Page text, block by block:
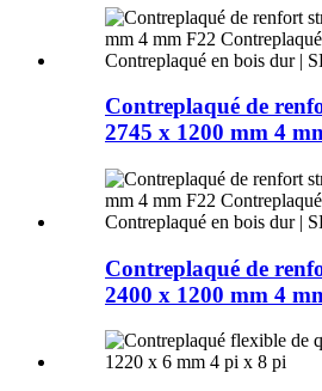
Contreplaqué de
2745 x 1200 mm 4
Contreplaqué de
2400 x 1200 mm 4